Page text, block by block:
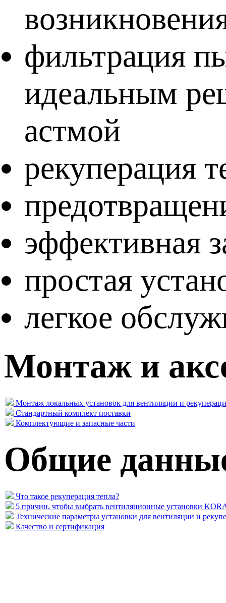
фильтрация
идеальным
астмой
рекуперация
эффективная
простая
легкое
Монтаж и
Монтаж локальных установок для вентиляции и
Стандартный комплект поставки
Комплектующие и запасные части
Общие
Что такое рекуперация тепла?
5 причин, чтобы выбрать вентиляционные установки
Технические параметры установки для вентиляции и
Качество и сертификация